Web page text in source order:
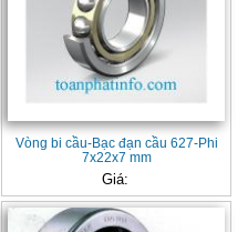
Vòng bi cầu-Bạc đạn cầu 627-Phi
7x22x7 mm
Giá: